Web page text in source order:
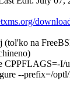
(tol'ko na
I/
--prefix=/